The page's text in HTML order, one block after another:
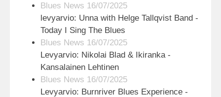
Blues News 16/07/2025
levyarvio: Unna with Helge Tallqvist Band -
Today I Sing The Blues
Blues News 16/07/2025
Levyarvio: Nikolai Blad & Ikiranka -
Kansalainen Lehtinen
Blues News 16/07/2025
Levyarvio: Burnriver Blues Experience -